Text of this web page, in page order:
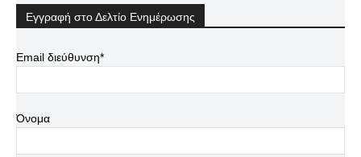
Εγγραφή στο Δελτίο Ενημέρωσης
Email διεύθυνση*
Όνομα